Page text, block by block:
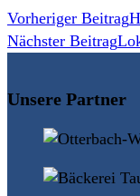
Weitere
Artikel
Vorheriger Beitrag
Nächster Beitrag
Unsere Partner